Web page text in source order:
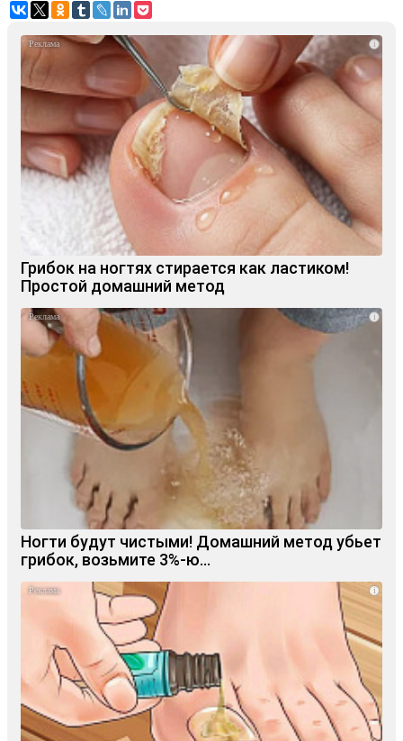
i
Грибок на ногтях стирается как ластиком!
Простой домашний метод
i
Ногти будут чистыми! Домашний метод убьет
грибок, возьмите 3%-ю…
i